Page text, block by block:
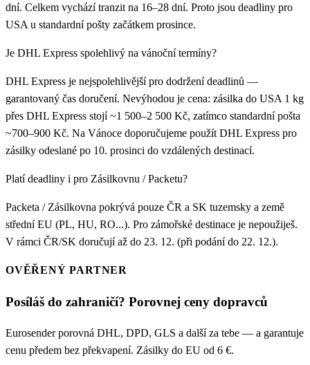
dní. Celkem vychází tranzit na 16–28 dní. Proto jsou deadliny pro
USA u standardní pošty začátkem prosince.
Je DHL Express spolehlivý na vánoční termíny?
DHL Express je nejspolehlivější pro dodržení deadlinů —
garantovaný čas doručení. Nevýhodou je cena: zásilka do USA 1 kg
přes DHL Express stojí ~1 500–2 500 Kč, zatímco standardní pošta
~700–900 Kč. Na Vánoce doporučujeme použít DHL Express pro
zásilky odeslané po 10. prosinci do vzdálených destinací.
Platí deadliny i pro Zásilkovnu / Packetu?
Packeta / Zásilkovna pokrývá pouze ČR a SK tuzemsky a země
střední EU (PL, HU, RO...). Pro zámořské destinace je nepoužiješ.
V rámci ČR/SK doručují až do 23. 12. (při podání do 22. 12.).
OVĚŘENÝ PARTNER
Posíláš do zahraničí? Porovnej ceny dopravců
Eurosender porovná DHL, DPD, GLS a další za tebe — a garantuje
cenu předem bez překvapení. Zásilky do EU od 6 €.